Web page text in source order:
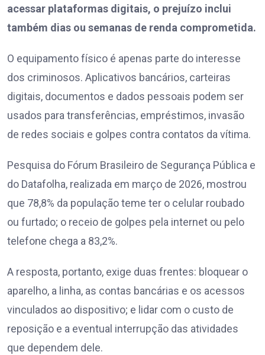
acessar plataformas digitais, o prejuízo inclui
também dias ou semanas de renda comprometida.
O equipamento físico é apenas parte do interesse
dos criminosos. Aplicativos bancários, carteiras
digitais, documentos e dados pessoais podem ser
usados para transferências, empréstimos, invasão
de redes sociais e golpes contra contatos da vítima.
Pesquisa do Fórum Brasileiro de Segurança Pública e
do Datafolha, realizada em março de 2026, mostrou
que 78,8% da população teme ter o celular roubado
ou furtado; o receio de golpes pela internet ou pelo
telefone chega a 83,2%.
A resposta, portanto, exige duas frentes: bloquear o
aparelho, a linha, as contas bancárias e os acessos
vinculados ao dispositivo; e lidar com o custo de
reposição e a eventual interrupção das atividades
que dependem dele.